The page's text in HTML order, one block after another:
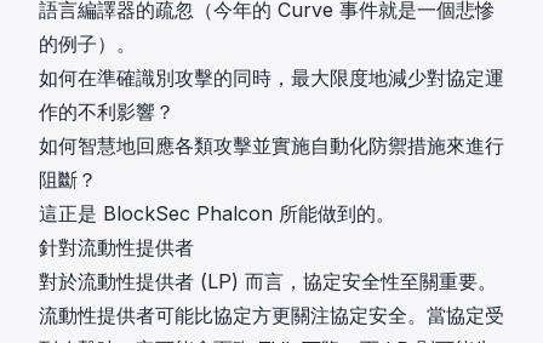
語言編譯器的疏忽（今年的 Curve 事件就是一個悲慘
的例子）。
如何在準確識別攻擊的同時，最大限度地減少對協定運
作的不利影響？
如何智慧地回應各類攻擊並實施自動化防禦措施來進行
阻斷？
這正是 BlockSec Phalcon 所能做到的。
針對流動性提供者
對於流動性提供者 (LP) 而言，協定安全性至關重要。
流動性提供者可能比協定方更關注協定安全。當協定受